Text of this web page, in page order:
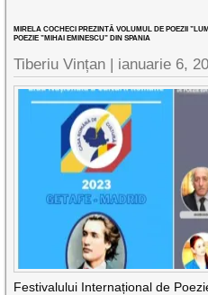
MIRELA COCHECI PREZINTĂ VOLUMUL DE POEZII
POEZIE ”MIHAI EMINESCU” DIN SPANIA
Tiberiu Vințan | ianuarie 6,
Festivalului Internațional de